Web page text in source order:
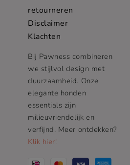
retourneren
Disclaimer
Klachten
Bij Pawness combineren
we stijlvol design met
duurzaamheid. Onze
elegante honden
essentials zijn
milieuvriendelijk en
verfijnd. Meer ontdekken?
Klik hier!